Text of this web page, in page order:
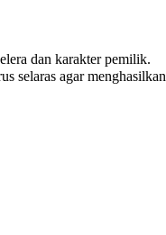
dan karakter pemilik.
selaras agar menghasilkan